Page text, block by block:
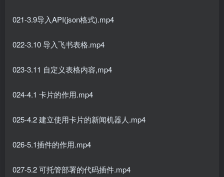
021-3.9导入API(json格式).mp4
022-3.10 导入飞书表格.mp4
023-3.11 自定义表格内容,mp4
024-4.1 卡片的作用.mp4
025-4.2 建立使用卡片的新闻机器人.mp4
026-5.1插件的作用.mp4
027-5.2 可托管部署的代码插件.mp4